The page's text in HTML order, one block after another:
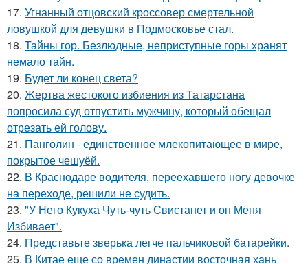
17. Угнанный отцовский кроссовер смертельной
ловушкой для девушки в Подмосковье стал.
18. Тайны гор. Безлюдные, неприступные горы хранят
немало тайн.
19. Будет ли конец света?
20. Жертва жестокого избиения из Татарстана
попросила суд отпустить мужчину, который обещал
отрезать ей голову.
21. Панголин - единственное млекопитающее в мире,
покрытое чешуёй.
22. В Краснодаре водителя, переехавшего ногу девочке
на переходе, решили не судить.
23. "У Него Кукуха Чуть-чуть Свистанет и он Меня
Избивает".
24. Представьте зверька легче пальчиковой батарейки.
25. В Китае еще со времен династии восточная хань